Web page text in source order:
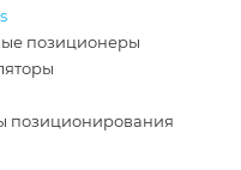
позиционеры
позиционирования